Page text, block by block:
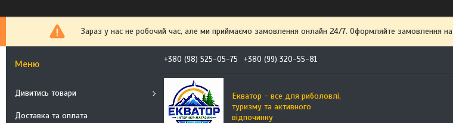
Зараз у нас не робочий час, але ми приймаємо замовлення онлайн 24/7. Оформляйте замовлення
Дивитись товари
Доставка та оплата
+380 (98) 525-05-75 +380 (99) 320-55-81
Екватор - все для риболовлі,
туризму та активного
відпочинку